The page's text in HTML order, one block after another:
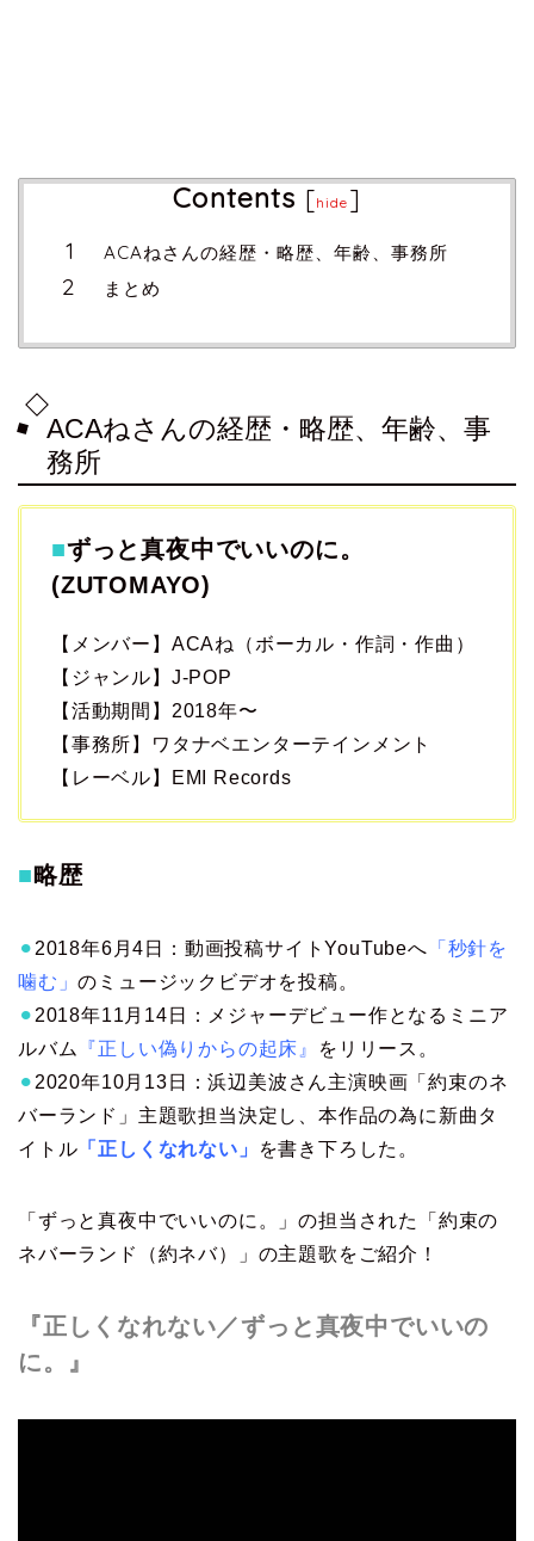
Contents [hide ]
ACAねさんの経歴・略歴、年齢、事務所
まとめ
ACAねさんの経歴・略歴、年齢、事
務所
■ずっと真夜中でいいのに。
(ZUTOMAYO)
【メンバー】ACAね（ボーカル・作詞・作曲）
【ジャンル】J-POP
【活動期間】2018年〜
【事務所】ワタナベエンターテインメント
【レーベル】EMI Records
■略歴
⚫︎ 2018年6月4日：動画投稿サイトYouTubeへ 「秒針を
噛む」のミュージックビデオを投稿。
⚫︎ 2018年11月14日：メジャーデビュー作となるミニア
ルバム
『正しい偽りからの起床』
をリリース。
⚫︎ 2020年10月13日：浜辺美波さん主演映画「約束のネ
バーランド」主題歌担当決定し、本作品の為に新曲タ
イトル 「正しくなれない」 を書き下ろした。
「ずっと真夜中でいいのに。」の担当された「約束の
ネバーランド（約ネバ）」の主題歌をご紹介！
『正しくなれない／ずっと真夜中でいいの
に。』